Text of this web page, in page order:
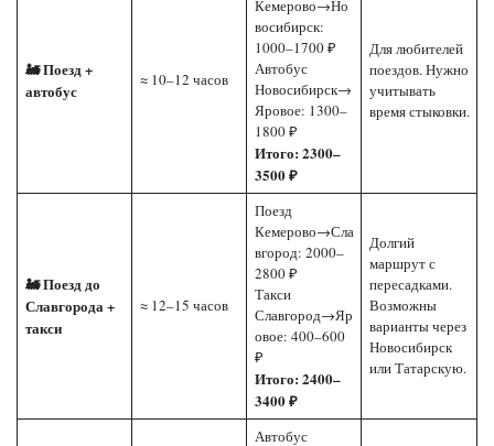
🚂 Поезд +
автобус
≈ 10–12 часов
Кемерово→Но
восибирск:
1000–1700 ₽
Автобус
Новосибирск→
Яровое: 1300–
1800 ₽
Итого: 2300–
3500 ₽
Для любителей
поездов. Нужно
учитывать
время стыковки.
🚂 Поезд до
Славгорода +
такси
≈ 12–15 часов
Поезд
Кемерово→Сла
вгород: 2000–
2800 ₽
Такси
Славгород→Яр
овое: 400–600
₽
Итого: 2400–
3400 ₽
Долгий
маршрут с
пересадками.
Возможны
варианты через
Новосибирск
или Татарскую.
Автобус